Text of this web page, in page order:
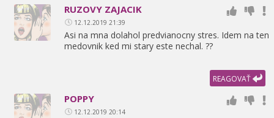
RUZOVY ZAJACIK
12.12.2019 21:39
Asi na mna dolahol predvianocny stres. Idem na ten
medovnik ked mi stary este nechal. ??
REAGOVAŤ
POPPY
12.12.2019 20:14